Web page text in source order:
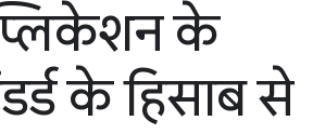
के
के हिसाब से